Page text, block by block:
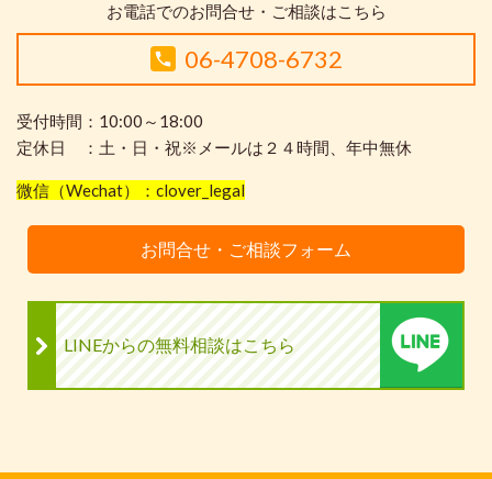
お電話でのお問合せ・ご相談はこちら
06-4708-6732
受付時間：10:00～18:00
定休日 ：土・日・祝※メールは２４時間、年中無休
微信（Wechat）：clover_legal
お問合せ・ご相談フォーム
LINEからの無料相談はこちら